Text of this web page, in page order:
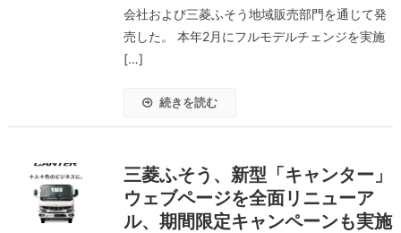
会社および三菱ふそう地域販売部門を通じて発
売した。 本年2月にフルモデルチェンジを実施
[…]
続きを読む
三菱ふそう、新型「キャンター」
ウェブページを全面リニューア
ル、期間限定キャンペーンも実施